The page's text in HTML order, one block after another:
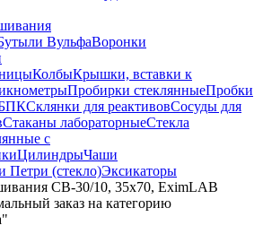
ВульфаВоронки
КолбыКрышки, вставки к
Пробирки стеклянныеПробки
Склянки для реактивовСосуды для
Стаканы лабораторныеСтекла
с
ЦилиндрыЧаши
Петри (стекло)Эксикаторы
СВ-30/10, 35х70, EximLAB